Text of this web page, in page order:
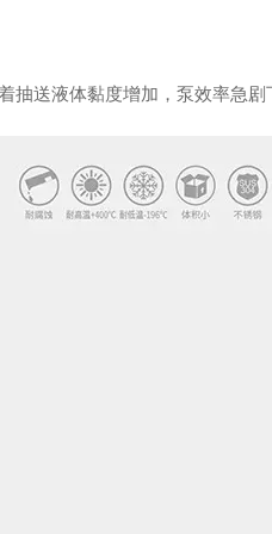
抽送液体黏度增加，泵效率急